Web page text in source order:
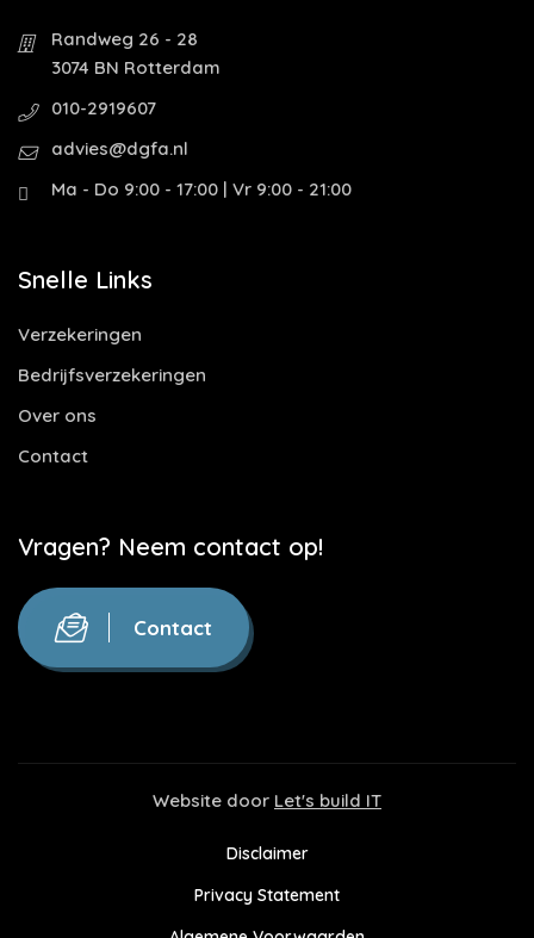
Randweg 26 - 28
3074 BN Rotterdam
010-2919607
advies@dgfa.nl
Ma - Do 9:00 - 17:00 | Vr 9:00 - 21:00
Snelle Links
Verzekeringen
Bedrijfsverzekeringen
Over ons
Contact
Vragen? Neem contact op!
Contact
Website door Let's build IT
Disclaimer
Privacy Statement